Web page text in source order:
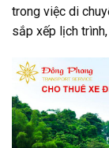
trong việc di
sắp xếp lịch